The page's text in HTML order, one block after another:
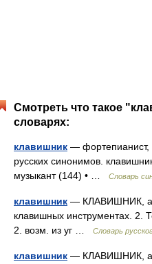
Смотреть что такое
словарях:
клавишник — фортепианист,
русских синонимов.
музыкант (144) • …
Словарь
клавишник — КЛАВИШНИК, а,
клавишных инструментах. 2.
2. возм. из уг …
Словарь
клавишник — КЛАВИШНИК, а,